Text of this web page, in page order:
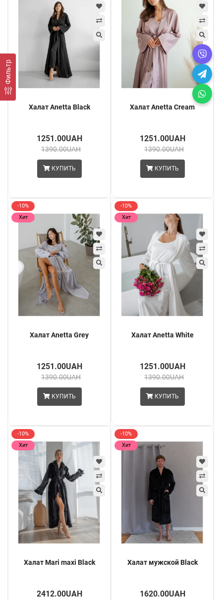
Фильтр
Халат Anetta Black
1251.00UAH
1390.00UAH
КУПИТЬ
Халат Anetta Cream
1251.00UAH
1390.00UAH
КУПИТЬ
-10%
Хит
Халат Anetta Grey
1251.00UAH
1390.00UAH
КУПИТЬ
-10%
Хит
Халат Anetta White
1251.00UAH
1390.00UAH
КУПИТЬ
-10%
Хит
Халат Mari maxi Black
2412.00UAH
-10%
Хит
Халат мужской Black
1620.00UAH